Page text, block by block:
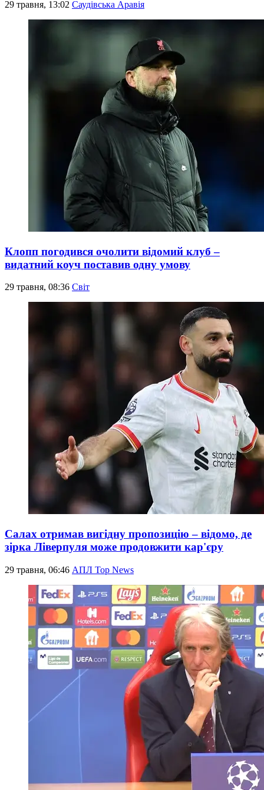
29 травня, 13:02 Саудівська Аравія
Клопп погодився очолити відомий клуб –
видатний коуч поставив одну умову
29 травня, 08:36 Світ
Салах отримав вигідну пропозицію – відомо, де
зірка Ліверпуля може продовжити кар'єру
29 травня, 06:46 АПЛ Top News